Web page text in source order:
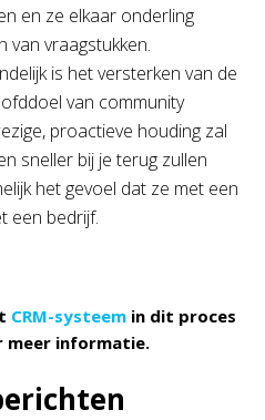
en ze elkaar onderling
van vraagstukken.
is het versterken van de
van community
proactieve houding zal
sneller bij je terug zullen
het gevoel dat ze met een
een bedrijf.
CRM-systeem in dit proces
meer informatie.